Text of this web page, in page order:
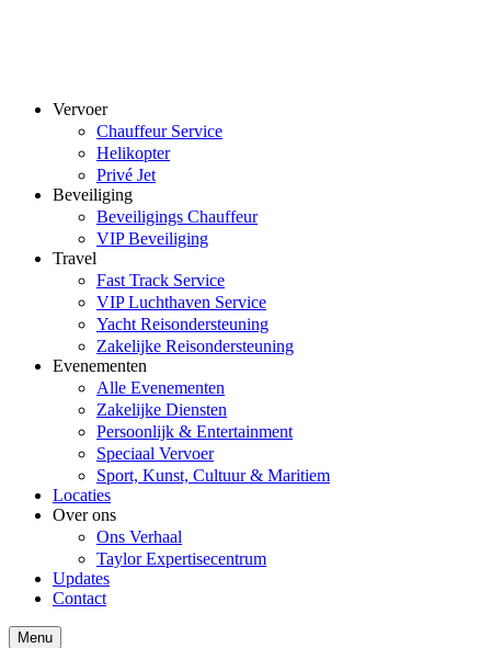
Vervoer
Chauffeur Service
Helikopter
Privé Jet
Beveiliging
Beveiligings Chauffeur
VIP Beveiliging
Travel
Fast Track Service
VIP Luchthaven Service
Yacht Reisondersteuning
Zakelijke Reisondersteuning
Evenementen
Alle Evenementen
Zakelijke Diensten
Persoonlijk & Entertainment
Speciaal Vervoer
Sport, Kunst, Cultuur & Maritiem
Locaties
Over ons
Ons Verhaal
Taylor Expertisecentrum
Updates
Contact
Menu